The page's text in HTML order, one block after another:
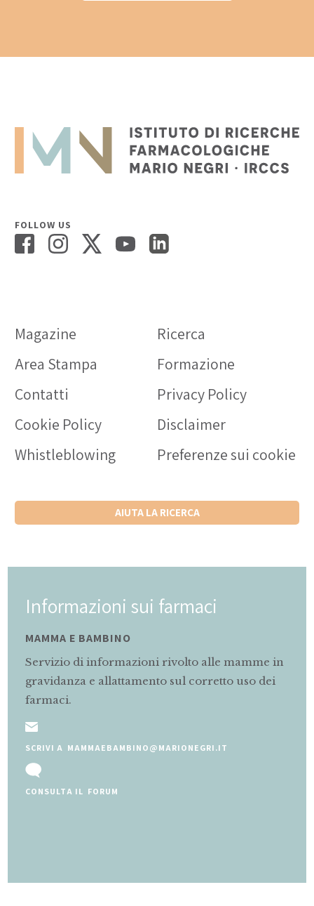
FOLLOW US
Magazine
Ricerca
Area Stampa
Formazione
Contatti
Privacy Policy
Cookie Policy
Disclaimer
Whistleblowing
Preferenze sui cookie
AIUTA LA RICERCA
Informazioni sui farmaci
MAMMA E BAMBINO
Servizio di informazioni rivolto alle mamme in
gravidanza e allattamento sul corretto uso dei
farmaci.
SCRIVI A MAMMAEBAMBINO@MARIONEGRI.IT
CONSULTA IL FORUM